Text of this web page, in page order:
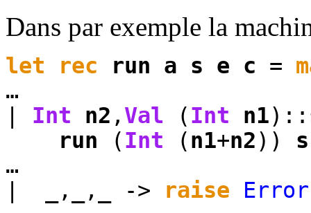
Dans par exemple la
let rec run a s e c =
…
Int n2 , Val (Int n1)::
run (Int (n1+n2)) s
…
, , -> raise Error